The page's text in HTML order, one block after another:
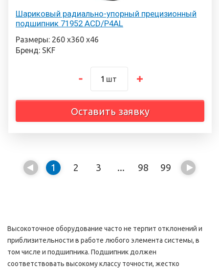
Шариковый радиально-упорный прецизионный
подшипник 71952 ACD/P4AL
Размеры: 260 х360 х46
Бренд: SKF
шт
Оставить заявку
1 2 3 ... 98 99
Высокоточное оборудование часто не терпит отклонений и
приблизительности в работе любого элемента системы, в
том числе и подшипника. Подшипник должен
соответствовать высокому классу точности, жестко